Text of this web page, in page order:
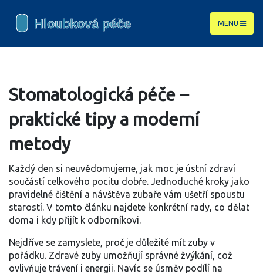
MENU
Stomatologická péče –
praktické tipy a moderní
metody
Každý den si neuvědomujeme, jak moc je ústní zdraví
součástí celkového pocitu dobře. Jednoduché kroky jako
pravidelné čištění a návštěva zubaře vám ušetří spoustu
starostí. V tomto článku najdete konkrétní rady, co dělat
doma i kdy přijít k odborníkovi.
Nejdříve se zamyslete, proč je důležité mít zuby v
pořádku. Zdravé zuby umožňují správné žvýkání, což
ovlivňuje trávení i energii. Navíc se úsměv podílí na